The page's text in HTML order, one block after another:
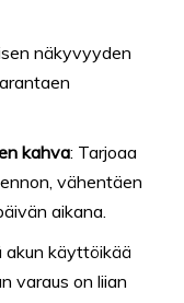
näkyvyyden
kahva: Tarjoaa
vähentäen
aikana.
akun käyttöikää
varaus on liian